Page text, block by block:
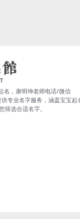
名，康明坤老师电话/微信
专业名字服务，涵盖宝宝起
筛选合适名字。